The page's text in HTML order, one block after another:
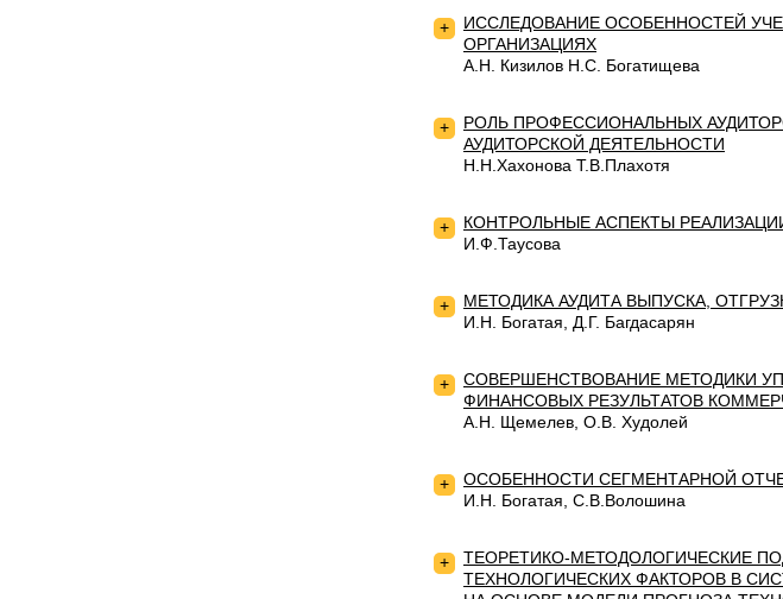
+
ИССЛЕДОВАНИЕ ОСОБЕННОСТЕЙ
ОРГАНИЗАЦИЯХ
А.Н. Кизилов Н.С. Богатищева
+
РОЛЬ ПРОФЕССИОНАЛЬНЫХ
АУДИТОРСКОЙ ДЕЯТЕЛЬНОСТИ
Н.Н.Хахонова Т.В.Плахотя
+ КОНТРОЛЬНЫЕ АСПЕКТЫ
И.Ф.Таусова
+ МЕТОДИКА АУДИТА ВЫПУСКА,
И.Н. Богатая, Д.Г. Багдасарян
+
СОВЕРШЕНСТВОВАНИЕ МЕТОДИКИ
ФИНАНСОВЫХ РЕЗУЛЬТАТОВ
А.Н. Щемелев, О.В. Худолей
+ ОСОБЕННОСТИ СЕГМЕНТАРНОЙ
И.Н. Богатая, С.В.Волошина
+
ТЕОРЕТИКО-МЕТОДОЛОГИЧЕСКИЕ
ТЕХНОЛОГИЧЕСКИХ ФАКТОРОВ В